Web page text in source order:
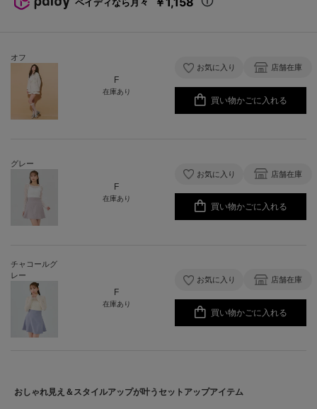
オフ
F
在庫あり
お気に入り 店舗在庫
買い物かごに入れる
グレー
F
在庫あり
お気に入り 店舗在庫
買い物かごに入れる
チャコールグ
レー
F
在庫あり
お気に入り 店舗在庫
買い物かごに入れる
おしゃれ見え＆スタイルアップが叶うセットアップアイテム